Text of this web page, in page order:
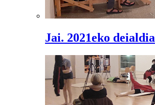
Jai. 2021eko deialdia